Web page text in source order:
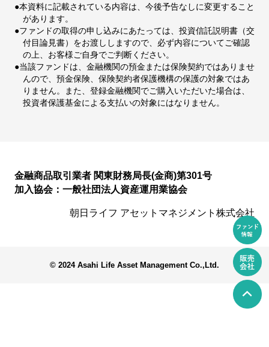
●本資料に記載されている内容は、今後予告なしに変更すること
があります。
●ファンドの取得の申し込みにあたっては、投資信託説明書（交
付目論見書）をお渡ししますので、必ず内容についてご確認
の上、お客様ご自身でご判断ください。
●当該ファンドは、金融機関の預金または保険契約ではありませ
んので、預金保険、保険契約者保護機構の保護の対象ではあ
りません。また、登録金融機関でご購入いただいた場合は、
投資者保護基金による支払いの対象にはなりません。
朝日ライフ アセットマネジメント株式会社
金融商品取引業者 関東財務局長(金商)第301号
加入協会：一般社団法人資産運用業協会
© 2024 Asahi Life Asset Management Co.,Ltd.